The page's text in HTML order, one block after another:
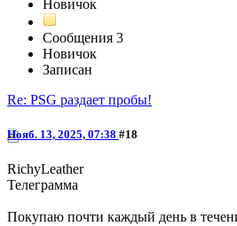
Новичок
Сообщения 3
Новичок
Записан
Re: PSG раздает пробы!
Нояб. 13, 2025, 07:38 #18
RichyLeather
Телеграмма
Покупаю почти каждый день в